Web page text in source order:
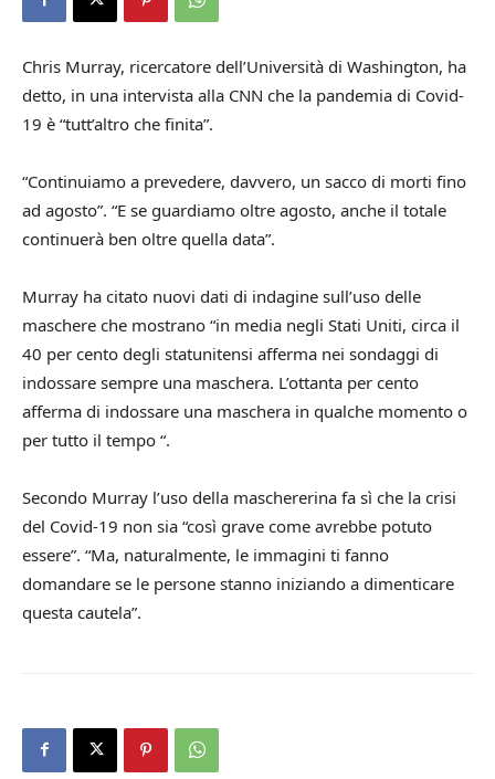
Chris Murray, ricercatore dell’Università di Washington, ha
detto, in una intervista alla CNN che la pandemia di Covid-
19 è “tutt’altro che finita”.
“Continuiamo a prevedere, davvero, un sacco di morti fino
ad agosto”. “E se guardiamo oltre agosto, anche il totale
continuerà ben oltre quella data”.
Murray ha citato nuovi dati di indagine sull’uso delle
maschere che mostrano “in media negli Stati Uniti, circa il
40 per cento degli statunitensi afferma nei sondaggi di
indossare sempre una maschera. L’ottanta per cento
afferma di indossare una maschera in qualche momento o
per tutto il tempo “.
Secondo Murray l’uso della maschererina fa sì che la crisi
del Covid-19 non sia “così grave come avrebbe potuto
essere”. “Ma, naturalmente, le immagini ti fanno
domandare se le persone stanno iniziando a dimenticare
questa cautela”.